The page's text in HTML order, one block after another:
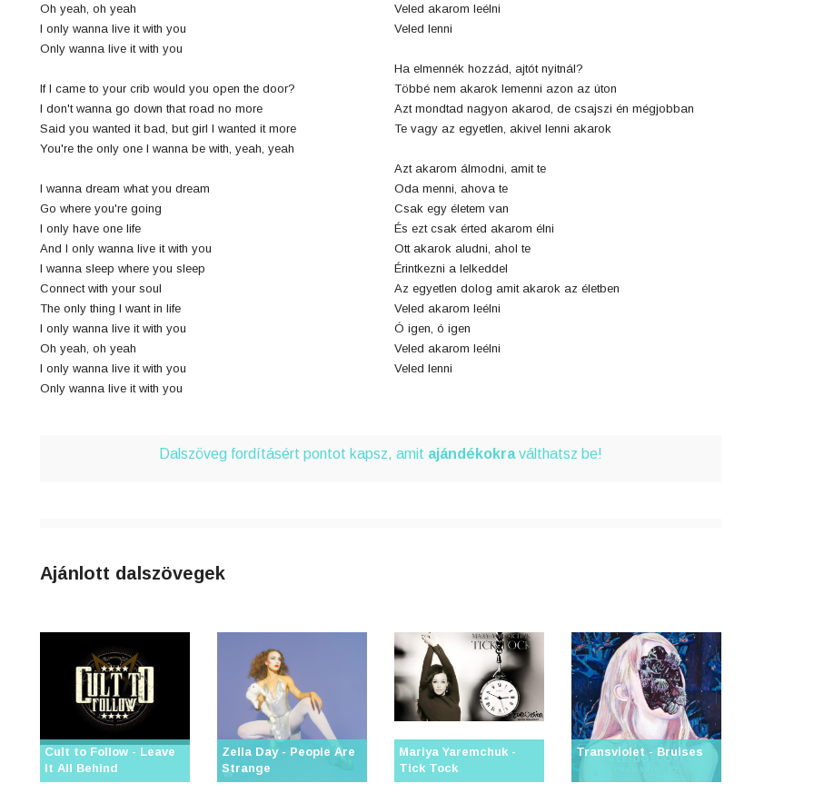
Oh yeah, oh yeah
I only wanna live it with you
Only wanna live it with you
If I came to your crib would you open the door?
I don't wanna go down that road no more
Said you wanted it bad, but girl I wanted it more
You're the only one I wanna be with, yeah, yeah
I wanna dream what you dream
Go where you're going
I only have one life
And I only wanna live it with you
I wanna sleep where you sleep
Connect with your soul
The only thing I want in life
I only wanna live it with you
Oh yeah, oh yeah
I only wanna live it with you
Only wanna live it with you
Veled akarom leélni
Veled lenni
Ha elmennék hozzád, ajtót nyitnál?
Többé nem akarok lemenni azon az úton
Azt mondtad nagyon akarod, de csajszi én mégjobban
Te vagy az egyetlen, akivel lenni akarok
Azt akarom álmodni, amit te
Oda menni, ahova te
Csak egy életem van
És ezt csak érted akarom élni
Ott akarok aludni, ahol te
Érintkezni a lelkeddel
Az egyetlen dolog amit akarok az életben
Veled akarom leélni
Ó igen, ó igen
Veled akarom leélni
Veled lenni
Dalszöveg fordításért pontot kapsz, amit ajándékokraválthatsz be!
Ajánlott dalszövegek
Cult to Follow - Leave
It All Behind
Zella Day - People Are
Strange
Mariya Yaremchuk -
Tick Tock
Transviolet - Bruises